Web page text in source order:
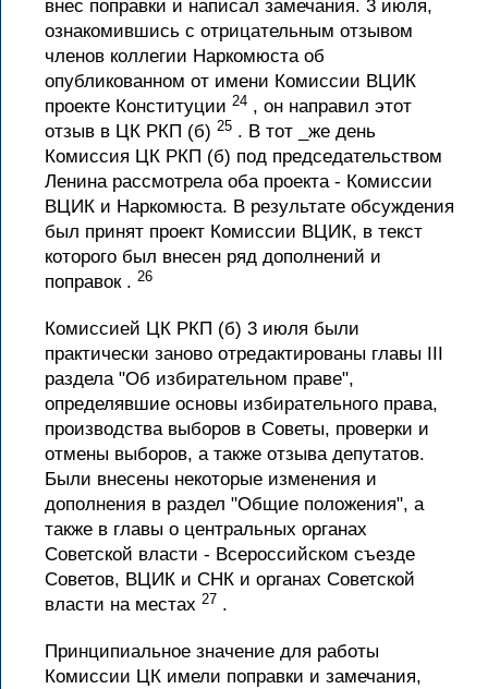
внес поправки и написал замечания. 3 июля,
ознакомившись с отрицательным отзывом
членов коллегии Наркомюста об
опубликованном от имени Комиссии ВЦИК
проекте Конституции 24 , он направил этот
отзыв в ЦК РКП (б) 25 . В тот _же день
Комиссия ЦК РКП (б) под председательством
Ленина рассмотрела оба проекта - Комиссии
ВЦИК и Наркомюста. В результате обсуждения
был принят проект Комиссии ВЦИК, в текст
которого был внесен ряд дополнений и
поправок . 26
Комиссией ЦК РКП (б) 3 июля были
практически заново отредактированы главы III
раздела "Об избирательном праве",
определявшие основы избирательного права,
производства выборов в Советы, проверки и
отмены выборов, а также отзыва депутатов.
Были внесены некоторые изменения и
дополнения в раздел "Общие положения", а
также в главы о центральных органах
Советской власти - Всероссийском съезде
Советов, ВЦИК и СНК и органах Советской
власти на местах 27 .
Принципиальное значение для работы
Комиссии ЦК имели поправки и замечания,